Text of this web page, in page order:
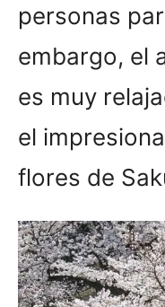
personas
embargo, el
es muy
el
flores de